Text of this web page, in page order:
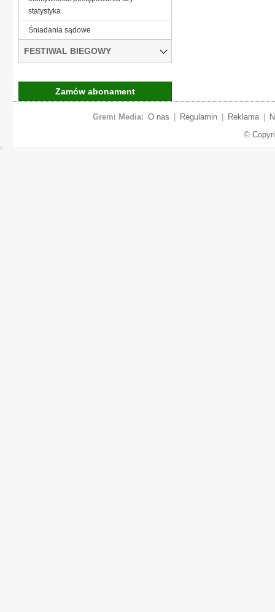
statystyka
Śniadania sądowe
FESTIWAL BIEGOWY
Zamów abonament
Gremi Media: O nas Regulamin Reklama
©